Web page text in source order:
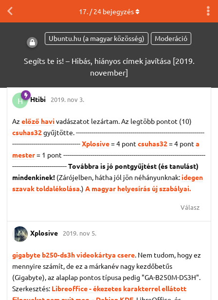
Ubuntu.hu (a magyar közösség) Moderáció
Segíts te is! – Hibás, hiányos címek javítása [2019.
november]
17. /24bejegyzés
H Htibi 2019. nov 3.
Az előző havivadászatot lezártam. Az legtöbb pontot (10)
csuhas32gyűjtötte. ------------------------------------------------------------------
-----------------------------------Xplosive= 4 pont csuhas32= 4 pont a
mester= 1 pont -------------------------------------------------------------------------
----------------------------Továbbra is jó pontgyűjtést (és tanulást)
mindenkinek! (Zárójelben, hátha jól jön néhányunknak: idegen
szavak toldalékolása.) A magyar helyesírás új szabályai.
Válasz
Xplosive 2019. nov 5.
gigabyte b250-ds3h videokártya csere. Nem tudom, hogy ez
mennyire számít, de ez a márkanév nagy kezdőbetűs
(Gigabyte), az alaplap pontos típusa pedig "GA-B250M-DS3H".
Szerkesztés: Libreoffice - ékezetes karakterrel ellátott